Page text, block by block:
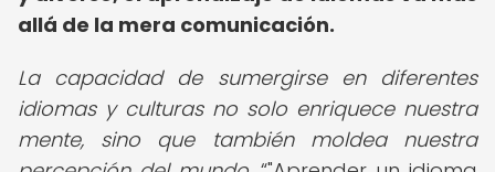
allá de la mera comunicación.
La capacidad de sumergirse en diferentes
idiomas y culturas no solo enriquece nuestra
mente, sino que también moldea nuestra